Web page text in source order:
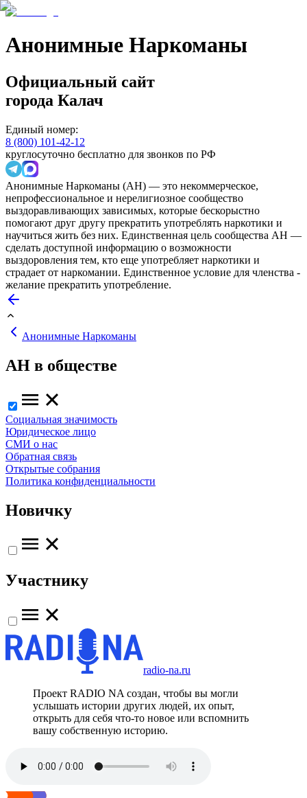
Анонимные Наркоманы
Официальный сайт
города Калач
Единый номер:
8 (800) 101-42-12
круглосуточно бесплатно для звонков по РФ
Анонимные Наркоманы (АН) — это некоммерческое,
непрофессиональное и нерелигиозное сообщество
выздоравливающих зависимых, которые бескорыстно
помогают друг другу прекратить употреблять наркотики и
научиться жить без них. Единственная цель сообщества АН —
сделать доступной информацию о возможности
выздоровления тем, кто еще употребляет наркотики и
страдает от наркомании. Единственное условие для членства -
желание прекратить употребление.
Анонимные Наркоманы
АН в обществе
Социальная значимость
Юридическое лицо
СМИ о нас
Обратная связь
Открытые собрания
Политика конфиденциальности
Новичку
Участнику
radio-na.ru
Проект RADIO NA создан, чтобы вы могли
услышать истории других людей, их опыт,
открыть для себя что-то новое или вспомнить
вашу собственную историю.